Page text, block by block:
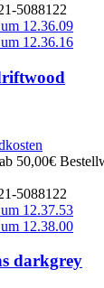
5088122
50,00€
5088122
darkgrey